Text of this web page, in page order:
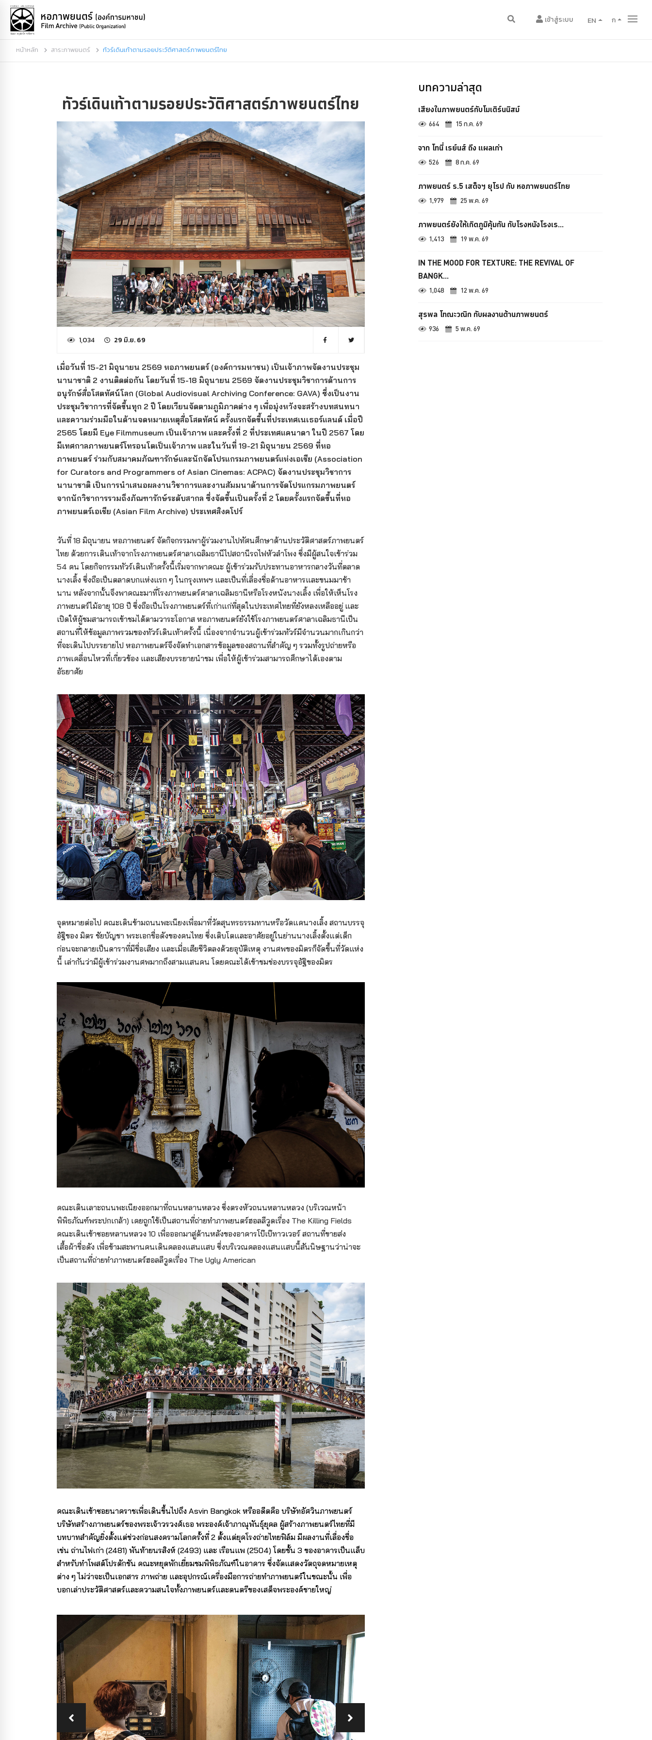
เข้าสู่ระบบ EN ก
หน้าหลัก สาระภาพยนตร์ ทัวร์เดินเท้าตามรอยประวัติศาสตร์ภาพยนตร์ไทย
ทัวร์เดินเท้าตามรอยประวัติศาสตร์ภาพยนตร์ไทย
1,034 29 มิ.ย. 69
เมื่อวันที่ 15-21 มิถุนายน 2569 หอภาพยนตร์ (องค์การมหาชน) เป็นเจ้าภาพจัดงานประชุม
นานาชาติ 2 งานติดต่อกัน โดยวันที่ 15-18 มิถุนายน 2569 จัดงานประชุมวิชาการด้านการ
อนุรักษ์สื่อโสตทัศน์โลก (Global Audiovisual Archiving Conference: GAVA) ซึ่งเป็นงาน
ประชุมวิชาการที่จัดขึ้นทุก 2 ปี โดยเวียนจัดตามภูมิภาคต่าง ๆ เพื่อมุ่งหวังจะสร้างบทสนทนา
และความร่วมมือในด้านจดหมายเหตุสื่อโสตทัศน์ ครั้งแรกจัดขึ้นที่ประเทศเนเธอร์แลนด์ เมื่อปี
2565 โดยมี Eye Filmmuseum เป็นเจ้าภาพ และครั้งที่ 2 ที่ประเทศแคนาดา ในปี 2567 โดย
มีเทศกาลภาพยนตร์โทรอนโตเป็นเจ้าภาพ และในวันที่ 19-21 มิถุนายน 2569 ที่หอ
ภาพยนตร์ ร่วมกับสมาคมภัณฑารักษ์และนักจัดโปรแกรมภาพยนตร์แห่งเอเชีย (Association
for Curators and Programmers of Asian Cinemas: ACPAC) จัดงานประชุมวิชาการ
นานาชาติ เป็นการนำเสนอผลงานวิชาการและงานสัมมนาด้านการจัดโปรแกรมภาพยนตร์
จากนักวิชาการรวมถึงภัณฑารักษ์ระดับสากล ซึ่งจัดขึ้นเป็นครั้งที่ 2 โดยครั้งแรกจัดขึ้นที่หอ
ภาพยนตร์เอเชีย (Asian Film Archive) ประเทศสิงคโปร์
วันที่ 18 มิถุนายน หอภาพยนตร์ จัดกิจกรรมพาผู้ร่วมงานไปทัศนศึกษาด้านประวัติศาสตร์ภาพยนตร์
ไทย ด้วยการเดินเท้าจากโรงภาพยนตร์ศาลาเฉลิมธานีไปสถานีรถไฟหัวลำโพง ซึ่งมีผู้สนใจเข้าร่วม
54 คน โดยกิจกรรมทัวร์เดินเท้าครั้งนี้เริ่มจากพาคณะ ผู้เข้าร่วมรับประทานอาหารกลางวันที่ตลาด
นางเลิ้ง ซึ่งถือเป็นตลาดบกแห่งแรก ๆ ในกรุงเทพฯ และเป็นที่เลื่องชื่อด้านอาหารและขนมมาช้า
นาน หลังจากนั้นจึงพาคณะมาที่โรงภาพยนตร์ศาลาเฉลิมธานีหรือโรงหนังนางเลิ้ง เพื่อให้เห็นโรง
ภาพยนตร์ไม้อายุ 108 ปี ซึ่งถือเป็นโรงภาพยนตร์ที่เก่าแก่ที่สุดในประเทศไทยที่ยังหลงเหลืออยู่ และ
เปิดให้ผู้ชมสามารถเข้าชมได้ตามวาระโอกาส หอภาพยนตร์ยังใช้โรงภาพยนตร์ศาลาเฉลิมธานีเป็น
สถานที่ให้ข้อมูลภาพรวมของทัวร์เดินเท้าครั้งนี้ เนื่องจากจำนวนผู้เข้าร่วมทัวร์มีจำนวนมากเกินกว่า
ที่จะเดินไปบรรยายไป หอภาพยนตร์จึงจัดทำเอกสารข้อมูลของสถานที่สำคัญ ๆ รวมทั้งรูปถ่ายหรือ
ภาพเคลื่อนไหวที่เกี่ยวข้อง และเสียงบรรยายนำชม เพื่อให้ผู้เข้าร่วมสามารถศึกษาได้เองตาม
อัธยาศัย
จุดหมายต่อไป คณะเดินข้ามถนนพะเนียงเพื่อมาที่วัดสุนทรธรรมทานหรือวัดแคนางเลิ้ง สถานบรรจุ
อัฐิของ มิตร ชัยบัญชา พระเอกชื่อดังของคนไทย ซึ่งเติบโตและอาศัยอยู่ในย่านนางเลิ้งตั้งแต่เด็ก
ก่อนจะกลายเป็นดาราที่มีชื่อเสียง และเมื่อเสียชีวิตลงด้วยอุบัติเหตุ งานศพของมิตรก็จัดขึ้นที่วัดแห่ง
นี้ เล่ากันว่ามีผู้เข้าร่วมงานศพมากถึงสามแสนคน โดยคณะได้เข้าชมช่องบรรจุอัฐิของมิตร
คณะเดินเลาะถนนพะเนียงออกมาที่ถนนหลานหลวง ซึ่งตรงหัวถนนหลานหลวง (บริเวณหน้า
พิพิธภัณฑ์พระปกเกล้า) เคยถูกใช้เป็นสถานที่ถ่ายทำภาพยนตร์ฮอลลีวูดเรื่อง The Killing Fields
คณะเดินเข้าซอยหลานหลวง 10 เพื่อออกมาสู่ด้านหลังของอาคารโบ๊เบ๊ทาวเวอร์ สถานที่ขายส่ง
เสื้อผ้าชื่อดัง เพื่อข้ามสะพานคนเดินคลองแสนแสบ ซึ่งบริเวณคลองแสนแสบนี้สันนิษฐานว่าน่าจะ
เป็นสถานที่ถ่ายทำภาพยนตร์ฮอลลีวูดเรื่อง The Ugly American
คณะเดินเข้าซอยนาคราชเพื่อเดินขึ้นไปถึง Asvin Bangkok หรืออดีตคือ บริษัทอัศวินภาพยนตร์
บริษัทสร้างภาพยนตร์ของพระเจ้าวรวงศ์เธอ พระองค์เจ้าภาณุพันธุ์ยุคล ผู้สร้างภาพยนตร์ไทยที่มี
บทบาทสำคัญยิ่งตั้งแต่ช่วงก่อนสงครามโลกครั้งที่ 2 ตั้งแต่ยุคโรงถ่ายไทยฟิล์ม มีผลงานที่เลื่องชื่อ
เช่น ถ่านไฟเก่า (2481) พันท้ายนรสิงห์ (2493) และ เรือนแพ (2504) โดยชั้น 3 ของอาคารเป็นแล็บ
สำหรับทำโพสต์โปรดักชัน คณะหยุดพักเยี่ยมชมพิพิธภัณฑ์ในอาคาร ซึ่งจัดแสดงวัตถุจดหมายเหตุ
ต่าง ๆ ไม่ว่าจะเป็นเอกสาร ภาพถ่าย และอุปกรณ์เครื่องมือการถ่ายทำภาพยนตร์ในขณะนั้น เพื่อ
บอกเล่าประวัติศาสตร์และความสนใจทั้งภาพยนตร์และดนตรีของเสด็จพระองค์ชายใหญ่
บทความล่าสุด
เสียงในภาพยนตร์กับโมเดิร์นนิสม์
664 15 ก.ค. 69
จาก โทนี่ เรย์นส์ ถึง แผลเก่า
526 8 ก.ค. 69
ภาพยนตร์ ร.5 เสด็จฯ ยุโรป กับ หอภาพยนตร์ไทย
1,979 25 พ.ค. 69
ภาพยนตร์ยังให้เกิดภูมิคุ้มกัน กับโรงหนังโรงเร...
1,413 19 พ.ค. 69
IN THE MOOD FOR TEXTURE: THE REVIVAL OF
BANGK...
1,048 12 พ.ค. 69
สุรพล โทณะวณิก กับผลงานด้านภาพยนตร์
936 5 พ.ค. 69